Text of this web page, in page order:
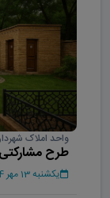
واحد املاک
طرح
یکشنبه 13 مهر 1404